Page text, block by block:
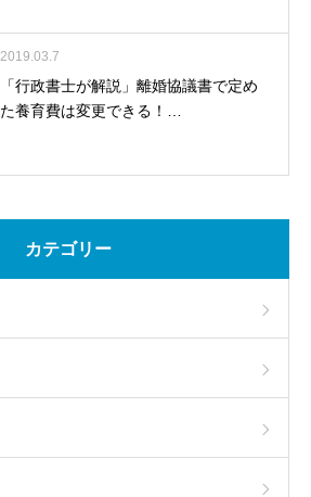
2019.03.7
「行政書士が解説」離婚協議書で定め
た養育費は変更できる！…
カテゴリー